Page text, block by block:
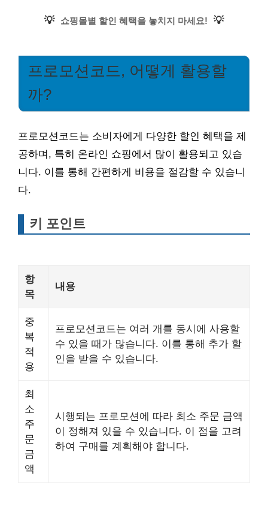
💡 쇼핑몰별 할인 혜택을 놓치지 마세요! 💡
프로모션코드, 어떻게 활용할
까?
프로모션코드는 소비자에게 다양한 할인 혜택을 제
공하며, 특히 온라인 쇼핑에서 많이 활용되고 있습
니다. 이를 통해 간편하게 비용을 절감할 수 있습니
다.
키 포인트
항
목
내용
중
복
적
용
프로모션코드는 여러 개를 동시에 사용할
수 있을 때가 많습니다. 이를 통해 추가 할
인을 받을 수 있습니다.
최
소
주
문
금
액
시행되는 프로모션에 따라 최소 주문 금액
이 정해져 있을 수 있습니다. 이 점을 고려
하여 구매를 계획해야 합니다.